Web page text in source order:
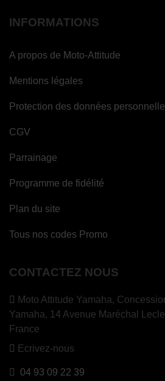
INFORMATIONS
A propos de Moto-Attitude
Mentions légales
Protection des données
CGV
Parrainage
Programme de fidélité
Plan du site
Tous nos codes Promo
CONTACTEZ NOUS
Moto Attitude Yamaha,
Yamaha, 14 Avenue Maréchal
France
Ecrivez-nous
04 93 09 22 39